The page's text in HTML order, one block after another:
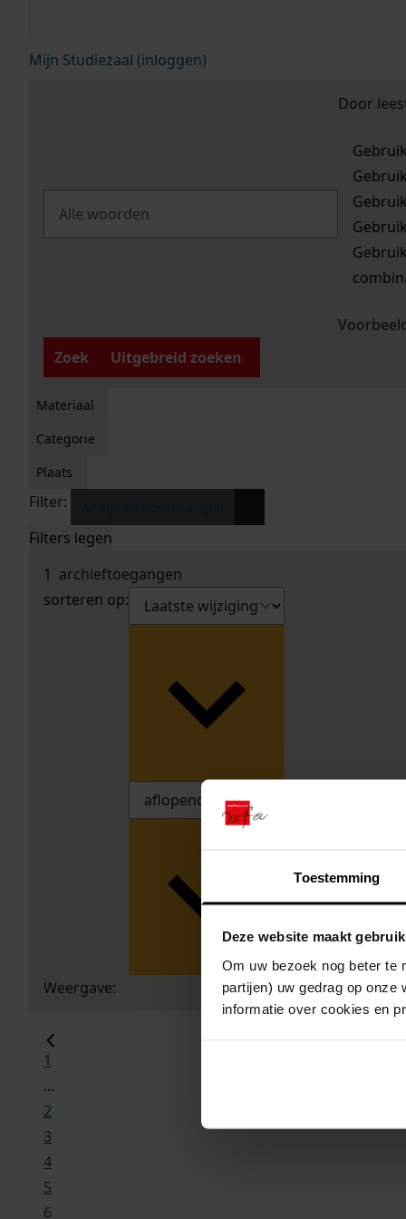
Toestemming
Deze website maakt
Om uw bezoek nog beter te
partijen) uw gedrag op
informatie over cookies en
Mijn Studiezaal (inloggen)
Door
Zoek
Uitgebreid zoeken
Materiaal
Categorie
Plaats
Filter:
Filters legen
1 archieftoegangen
sorteren op:
Weergave:
1
...
2
3
4
5
6